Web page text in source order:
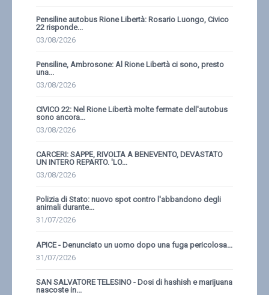
Pensiline autobus Rione Libertà: Rosario Luongo, Civico
22 risponde...
03/08/2026
Pensiline, Ambrosone: Al Rione Libertà ci sono, presto
una...
03/08/2026
CIVICO 22: Nel Rione Libertà molte fermate dell'autobus
sono ancora...
03/08/2026
CARCERI: SAPPE, RIVOLTA A BENEVENTO, DEVASTATO
UN INTERO REPARTO. 'LO...
03/08/2026
Polizia di Stato: nuovo spot contro l'abbandono degli
animali durante...
31/07/2026
APICE - Denunciato un uomo dopo una fuga pericolosa...
31/07/2026
SAN SALVATORE TELESINO - Dosi di hashish e marijuana
nascoste in...